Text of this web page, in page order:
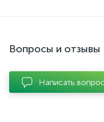
Вопросы и отзывы
Написать